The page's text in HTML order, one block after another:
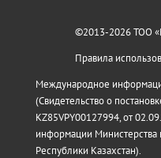
©2013-2026 ТОО
Правила
Международное
(Свидетельство о
KZ85VPY00127994, от
информации
Республики Казахстан).